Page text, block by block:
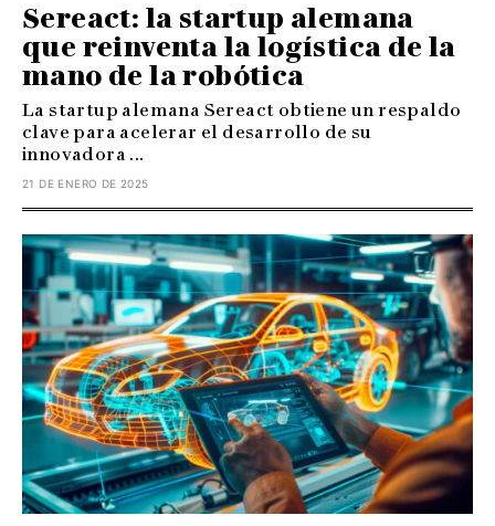
Sereact: la startup alemana
que reinventa la logística de la
mano de la robótica
La startup alemana Sereact obtiene un respaldo
clave para acelerar el desarrollo de su
innovadora ...
21 DE ENERO DE 2025